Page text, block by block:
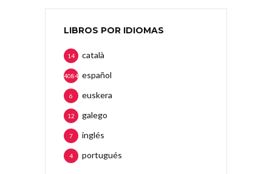
LIBROS POR IDIOMAS
català
14
español
4084
euskera
6
galego
12
inglés
7
portugués
4